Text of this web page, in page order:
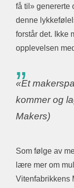
få til» genererte
denne
forstår det. Ikke
opplevelsen
«Et
kommer og
Makers)
Som følge av
lære mer om
Vitenfabrikkens